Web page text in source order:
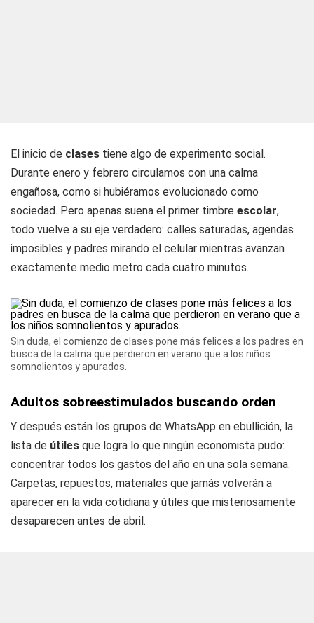
El inicio de clases tiene algo de experimento social.
Durante enero y febrero circulamos con una calma
engañosa, como si hubiéramos evolucionado como
sociedad. Pero apenas suena el primer timbre escolar,
todo vuelve a su eje verdadero: calles saturadas, agendas
imposibles y padres mirando el celular mientras avanzan
exactamente medio metro cada cuatro minutos.
Sin duda, el comienzo de clases pone más felices a los padres en
busca de la calma que perdieron en verano que a los niños
somnolientos y apurados.
Adultos sobreestimulados buscando orden
Y después están los grupos de WhatsApp en ebullición, la
lista de útiles que logra lo que ningún economista pudo:
concentrar todos los gastos del año en una sola semana.
Carpetas, repuestos, materiales que jamás volverán a
aparecer en la vida cotidiana y útiles que misteriosamente
desaparecen antes de abril.